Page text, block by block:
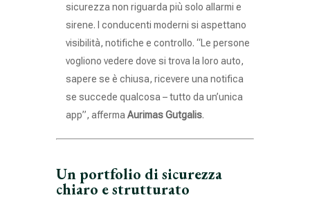
sicurezza non riguarda più solo allarmi e
sirene. I conducenti moderni si aspettano
visibilità, notifiche e controllo. “Le persone
vogliono vedere dove si trova la loro auto,
sapere se è chiusa, ricevere una notifica
se succede qualcosa – tutto da un’unica
app”, afferma Aurimas Gutgalis.
Un portfolio di sicurezza
chiaro e strutturato